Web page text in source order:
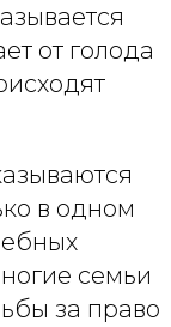
от голода
в одном
семьи
за право